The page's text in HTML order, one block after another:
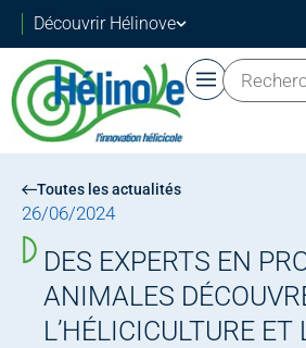
Découvrir Hélinove
Toutes les actualités
26/06/2024
DES EXPERTS EN
ANIMALES
L’HÉLICICULTURE ET